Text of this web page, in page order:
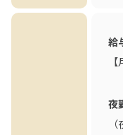
給
夜